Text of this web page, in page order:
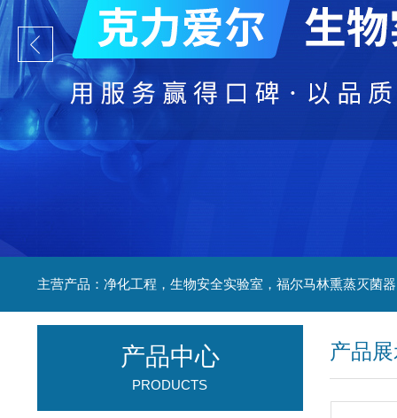
产品
产品中心
PRODUCTS